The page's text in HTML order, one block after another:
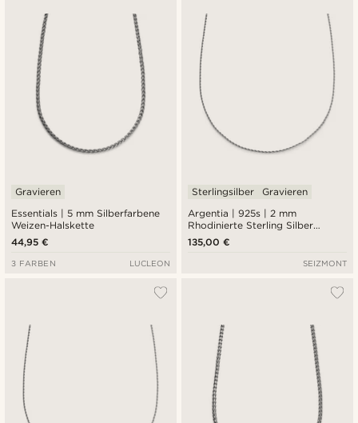
Essentials | 5 mm Silberfarbene
Weizen-Halskette
Gravieren
44,95 €
3 FARBEN LUCLEON
Argentia | 925s | 2 mm
Rhodinierte Sterling Silber
Seilkette Halskette
Sterlingsilber Gravieren
135,00 €
SEIZMONT